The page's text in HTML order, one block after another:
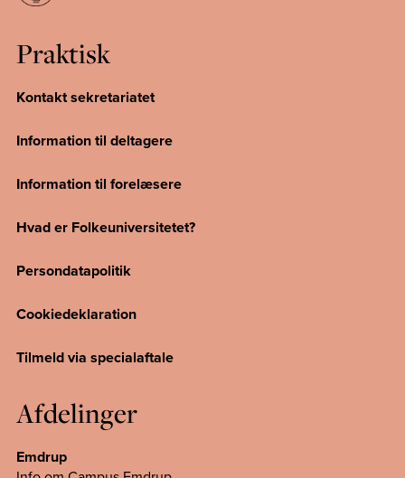
Praktisk
Kontakt sekretariatet
Information til deltagere
Information til forelæsere
Hvad er Folkeuniversitetet?
Persondatapolitik
Cookiedeklaration
Tilmeld via specialaftale
Afdelinger
Emdrup